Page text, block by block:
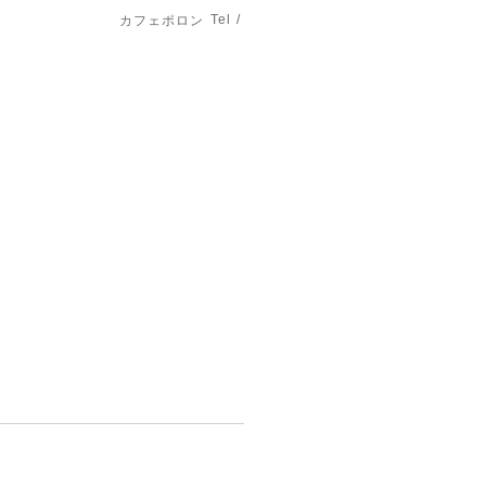
カフェポロン Tel /